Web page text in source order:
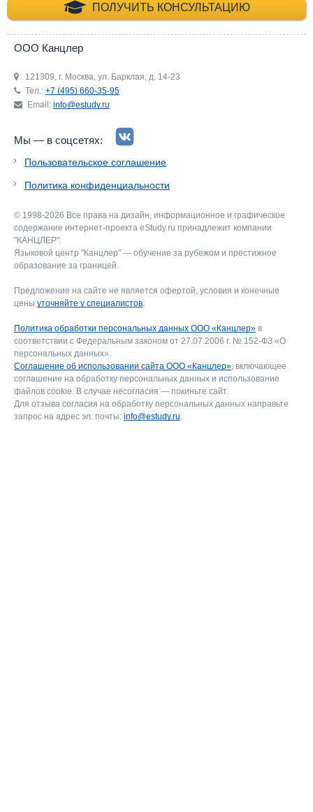
ПОЛУЧИТЬ КОНСУЛЬТАЦИЮ
+7 (495) 660-35-
ООО Канцлер
121309, г. Москва, ул. Барклая, д. 14-23
Тел.: +7 (495) 660-35-95
Email: info@estudy.ru
Мы — в соцсетях:
Пользовательское соглашение
Политика конфиденциальности
© 1998-2026 Все права на дизайн, информационное и графическое
содержание интернет-проекта eStudy.ru принадлежит компании
"КАНЦЛЕР".
Языковой центр "Канцлер" — обучение за рубежом и престижное
образование за границей.
Предложение на сайте не является офертой, условия и конечные
цены уточняйте у специалистов.
Политика обработки персональных данных ООО «Канцлер» в
соответствии с Федеральным законом от 27.07.2006 г. № 152-ФЗ «О
персональных данных».
Соглашение об использовании сайта ООО «Канцлер», включающее
соглашение на обработку персональных данных и использование
файлов cookie. В случае несогласия — покиньте сайт.
Для отзыва согласия на обработку персональных данных направьте
запрос на адрес эл. почты: info@estudy.ru.